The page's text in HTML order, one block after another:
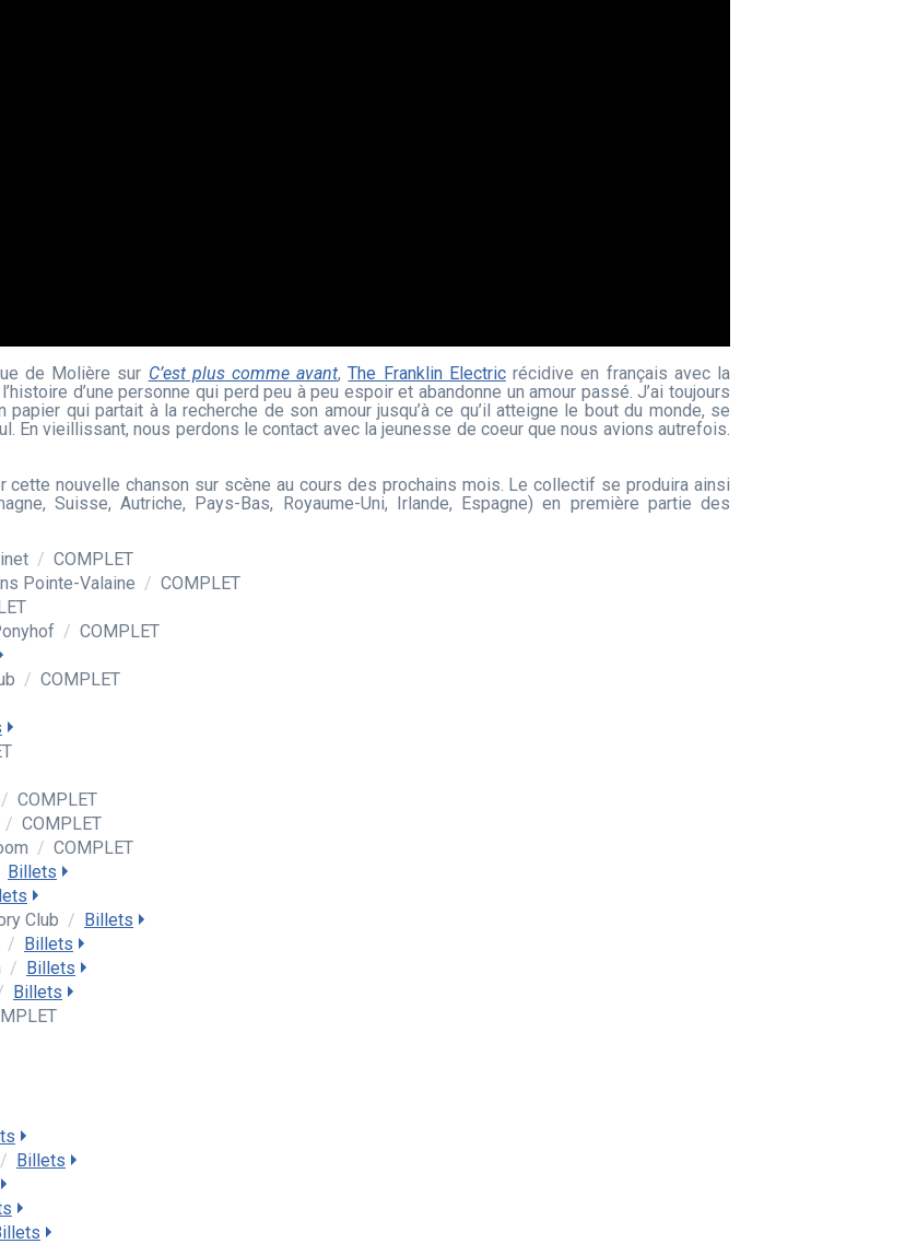
de Molière sur C’est plus comme avant,The Franklin Electricrécidive en français avec la
l’histoire d’une personne qui perd peu à peu espoir et abandonne un amour passé. J’ai toujours
qui partait à la recherche de son amour jusqu’à ce qu’il atteigne le bout du monde, se
En vieillissant, nous perdons le contact avec la jeunesse de coeur que nous avions autrefois.
cette nouvelle chanson sur scène au cours des prochains mois. Le collectif se produira ainsi
Suisse, Autriche, Pays-Bas, Royaume-Uni, Irlande, Espagne) en première partie des
/ COMPLET
Pointe-Valaine / COMPLET
/ COMPLET
/ COMPLET
/ COMPLET
/ COMPLET
/ COMPLET
Billets
Club / Billets
/ Billets
/ Billets
Billets
/ Billets